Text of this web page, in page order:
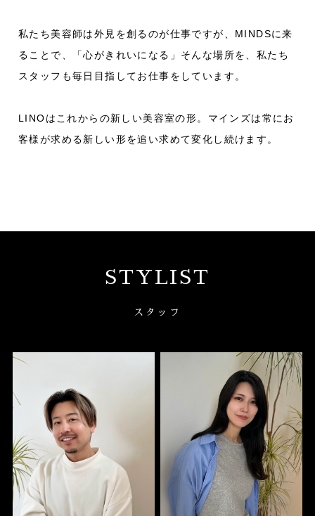
私たち美容師は外見を創るのが仕事ですが、MINDSに来
ることで、「心がきれいになる」そんな場所を、私たち
スタッフも毎日目指してお仕事をしています。
LINOはこれからの新しい美容室の形。マインズは常にお
客様が求める新しい形を追い求めて変化し続けます。
STYLIST
スタッフ